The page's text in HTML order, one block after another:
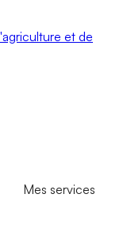
et de
Mes services